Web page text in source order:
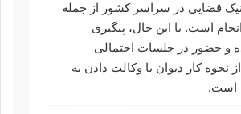
قضایی در سراسر کشور از جمله
است. با این حال، پیگیری
و حضور در جلسات احتمالی
نحوه کار دیوان یا وکالت دادن به
است.